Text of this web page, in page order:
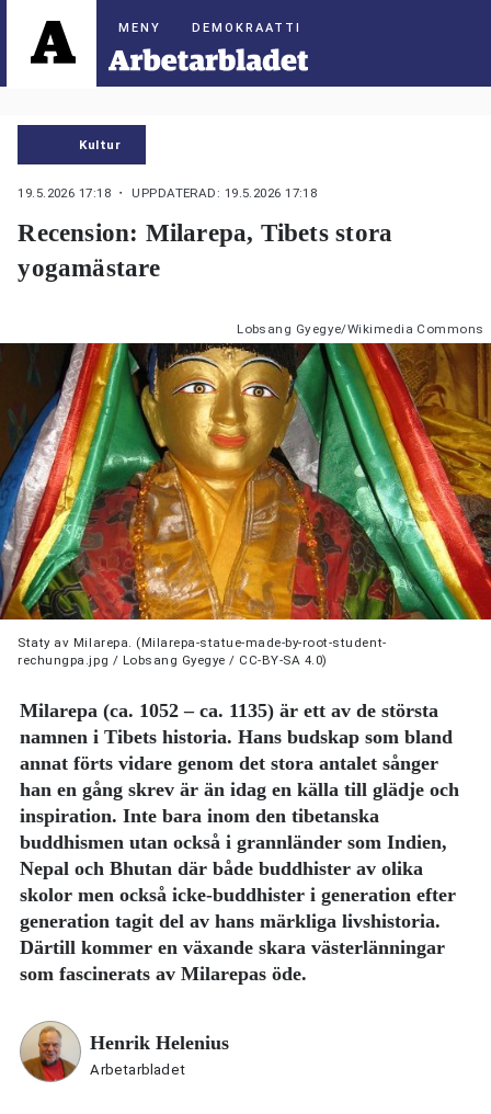
DEMOKRAATTI
Kultur
19.5.2026 17:18 ・ UPPDATERAD: 19.5.2026 17:18
Recension: Milarepa, Tibets stora
yogamästare
Lobsang Gyegye/Wikimedia Commons
Staty av Milarepa. (Milarepa-statue-made-by-root-student-
rechungpa.jpg / Lobsang Gyegye / CC-BY-SA 4.0)
Milarepa (ca. 1052 – ca. 1135) är ett av de största
namnen i Tibets historia. Hans budskap som bland
annat förts vidare genom det stora antalet sånger
han en gång skrev är än idag en källa till glädje och
inspiration. Inte bara inom den tibetanska
buddhismen utan också i grannländer som Indien,
Nepal och Bhutan där både buddhister av olika
skolor men också icke-buddhister i generation efter
generation tagit del av hans märkliga livshistoria.
Därtill kommer en växande skara västerlänningar
som fascinerats av Milarepas öde.
Henrik Helenius
Arbetarbladet